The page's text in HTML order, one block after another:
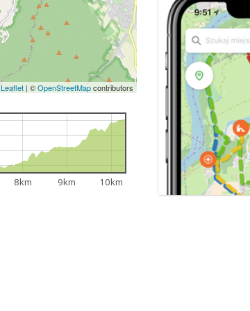
Leaflet | ©OpenStreetMapcontributors
8km 9km 10km